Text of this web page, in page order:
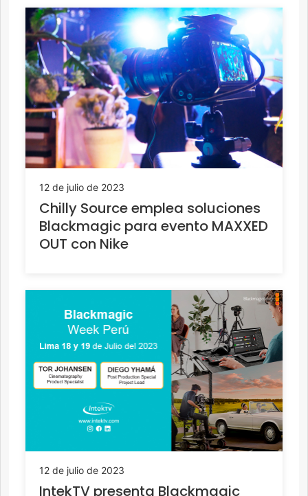
12 de julio de 2023
Chilly Source emplea soluciones
Blackmagic para evento MAXXED
OUT con Nike
12 de julio de 2023
IntekTV presenta Blackmagic